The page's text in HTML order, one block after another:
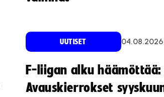
UUTISET 04.08.2026
F-liigan alku häämöttää:
Avauskierrokset